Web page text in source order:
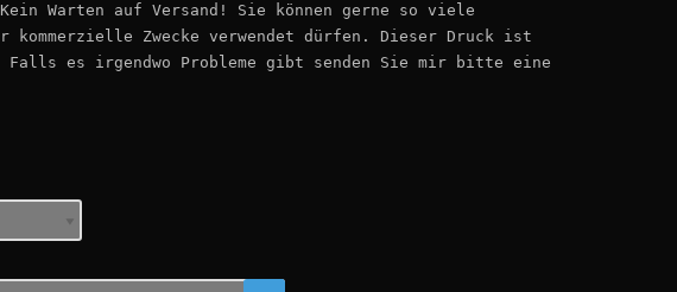
Warten auf Versand! Sie können gerne so viele
Zwecke verwendet dürfen. Dieser Druck ist
es irgendwo Probleme gibt senden Sie mir bitte eine